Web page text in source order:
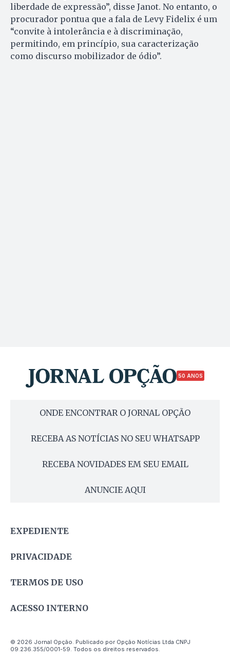
liberdade de expressão”, disse Janot. No entanto, o
procurador pontua que a fala de Levy Fidelix é um
“convite à intolerância e à discriminação,
permitindo, em princípio, sua caracterização
como discurso mobilizador de ódio”.
50 ANOS
ONDE ENCONTRAR O JORNAL OPÇÃO
RECEBA AS NOTÍCIAS NO SEU WHATSAPP
RECEBA NOVIDADES EM SEU EMAIL
ANUNCIE AQUI
EXPEDIENTE
PRIVACIDADE
TERMOS DE USO
ACESSO INTERNO
© 2026 Jornal Opção. Publicado por Opção Notícias Ltda CNPJ
09.236.355/0001-59. Todos os direitos reservados.